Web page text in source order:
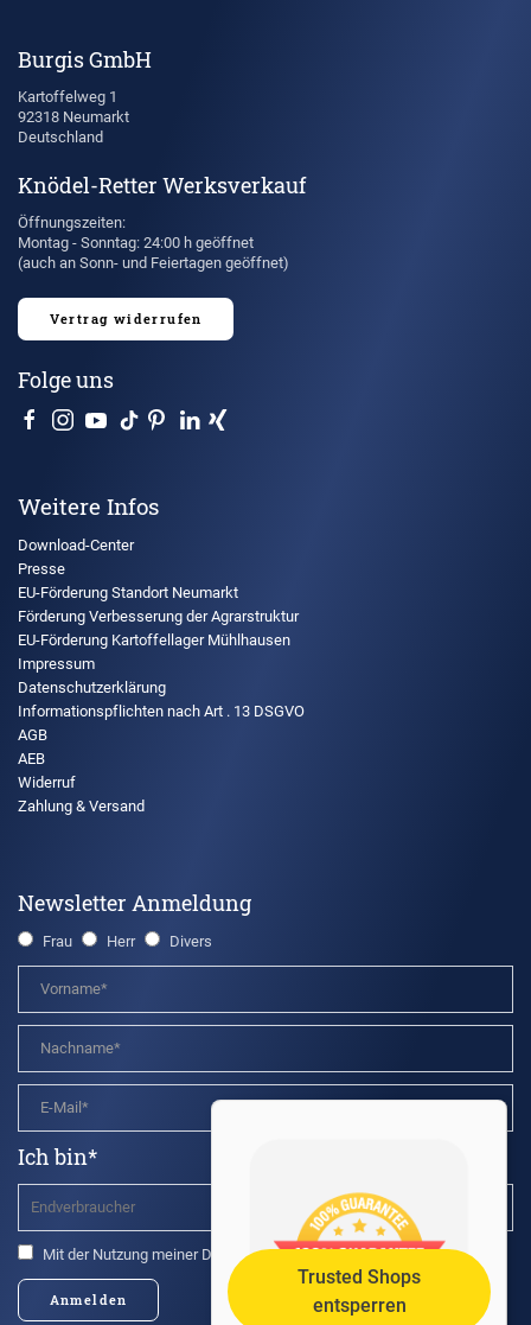
Burgis GmbH
Kartoffelweg 1
92318 Neumarkt
Deutschland
Knödel-Retter Werksverkauf
Öffnungszeiten:
Montag - Sonntag: 24:00 h geöffnet
(auch an Sonn- und Feiertagen geöffnet)
Vertrag widerrufen
Folge uns
Weitere Infos
Download-Center
Presse
EU-Förderung Standort Neumarkt
Förderung Verbesserung der Agrarstruktur
EU-Förderung Kartoffellager Mühlhausen
Impressum
Datenschutzerklärung
Informationspflichten nach Art . 13 DSGVO
AGB
AEB
Widerruf
Zahlung & Versand
Newsletter Anmeldung
Frau Herr Divers
Ich bin*
Mit der Nutzung meiner Daten bin ich einverstanden.*
Anmelden
Trusted Shops
entsperren